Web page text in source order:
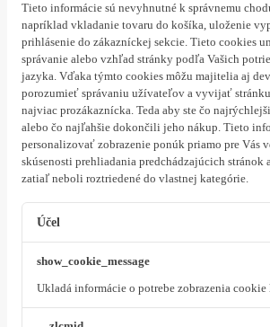
Tieto informácie sú nevyhnutné k správnemu
napríklad vkladanie tovaru do košíka, uloženie
prihlásenie do zákazníckej sekcie. Tieto cookies
správanie alebo vzhľad stránky podľa Vašich
jazyka. Vďaka týmto cookies môžu majitelia aj
porozumieť správaniu užívateľov a vyvijať
najviac prozákaznícka. Teda aby ste čo
alebo čo najľahšie dokončili jeho nákup. Tieto
personalizovať zobrazenie ponúk priamo pre Vás
skúsenosti prehliadania predchádzajúcich stránok
zatiaľ neboli roztriedené do vlastnej kategórie.
Účel
show_cookie_message
Ukladá informácie o potrebe zobrazenia